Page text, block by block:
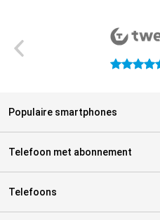
4.5 sterren
Populaire smartphones
Telefoon met abonnement
Telefoons